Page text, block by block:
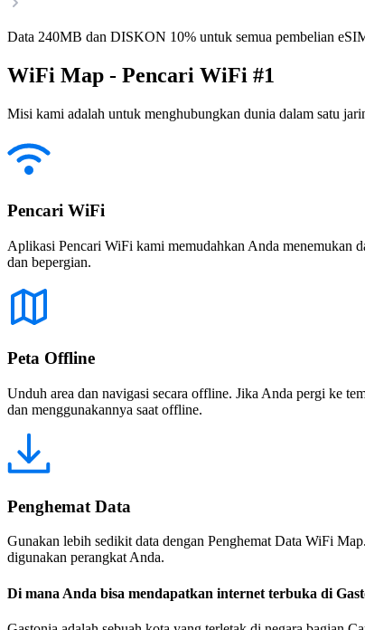
Data 240MB dan DISKON 10% untuk semua pembelian
WiFi Map - Pencari WiFi #1
Misi kami adalah untuk menghubungkan dunia dalam satu
Pencari WiFi
Aplikasi Pencari WiFi kami memudahkan Anda menemukan
dan bepergian.
Peta Offline
Unduh area dan navigasi secara offline. Jika Anda pergi ke
dan menggunakannya saat offline.
Penghemat Data
Gunakan lebih sedikit data dengan Penghemat Data WiFi
digunakan perangkat Anda.
Di mana Anda bisa mendapatkan internet terbuka di